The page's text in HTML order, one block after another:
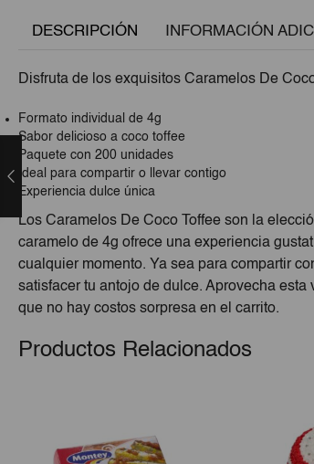
DESCRIPCIÓN INFORMACIÓN
Disfruta de los exquisitos Caramelos De
Formato individual de 4g
Sabor delicioso a coco toffee
Paquete con 200 unidades
Ideal para compartir o llevar contigo
Experiencia dulce única
Los Caramelos De Coco Toffee son la
caramelo de 4g ofrece una experiencia
cualquier momento. Ya sea para compartir
satisfacer tu antojo de dulce. Aprovecha
que no hay costos sorpresa en el carrito.
Productos Relacionados